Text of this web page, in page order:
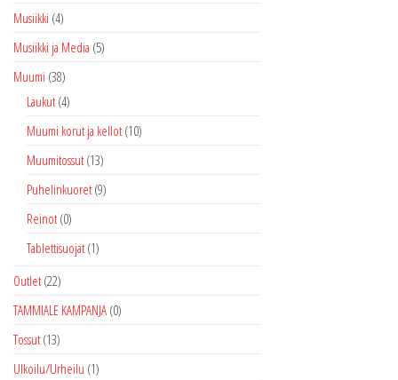
Musiikki (4)
Musiikki ja Media (5)
Muumi (38)
Laukut (4)
Muumi korut ja kellot (10)
Muumitossut (13)
Puhelinkuoret (9)
Reinot (0)
Tablettisuojat (1)
Outlet (22)
TAMMIALE KAMPANJA (0)
Tossut (13)
Ulkoilu/Urheilu (1)